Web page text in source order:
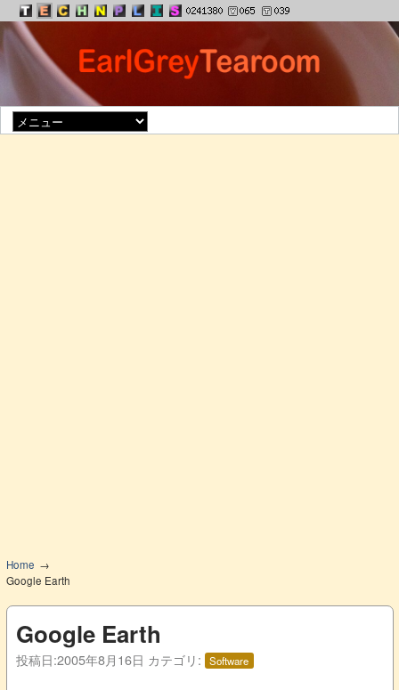
Home
Google Earth
Google Earth
投稿日:2005年8月16日 カテゴリ: Software